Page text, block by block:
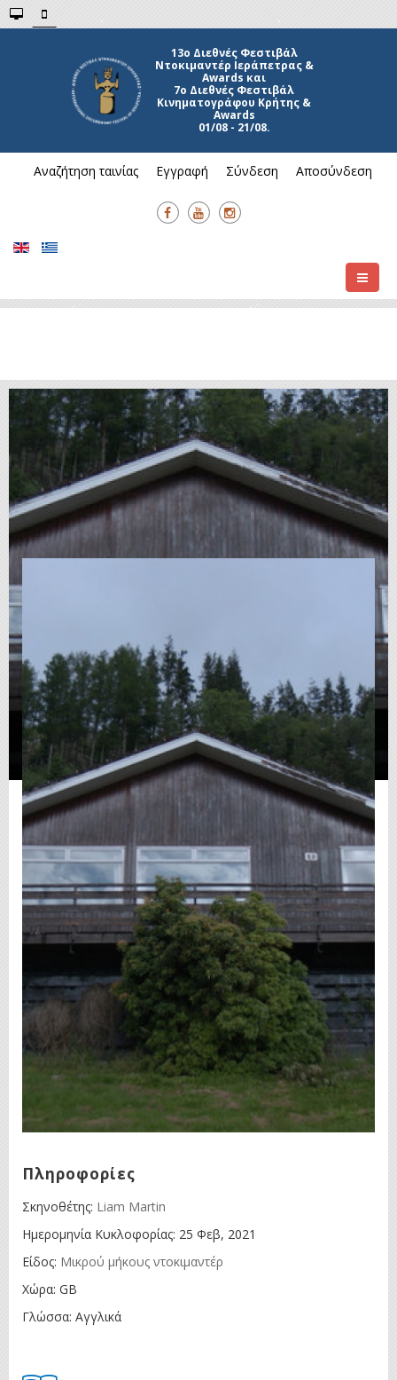
13ο Διεθνές Φεστιβάλ
Ντοκιμαντέρ Ιεράπετρας &
Awards και
7ο Διεθνές Φεστιβάλ
Κινηματογράφου Κρήτης &
Awards
01/08 - 21/08.
Αναζήτηση ταινίας Εγγραφή Σύνδεση Αποσύνδεση
Lochgoilhead Forever (2021)
Μικρού μήκους ντοκιμαντέρ|15:18
Πληροφορίες
Σκηνοθέτης: Liam Martin
Ημερομηνία Κυκλοφορίας: 25 Φεβ, 2021
Είδος: Μικρού μήκους ντοκιμαντέρ
Χώρα: GB
Γλώσσα: Αγγλικά